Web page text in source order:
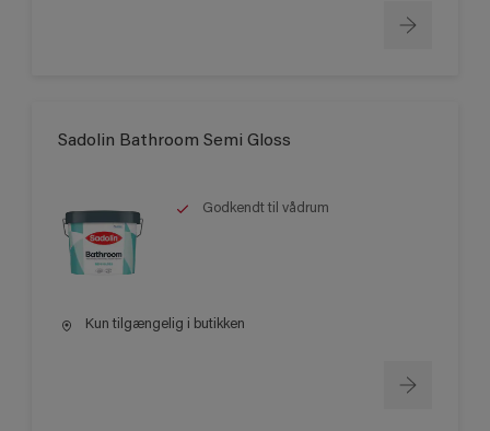
Sadolin Bathroom Semi Gloss
Godkendt til vådrum
Kun tilgængelig i butikken